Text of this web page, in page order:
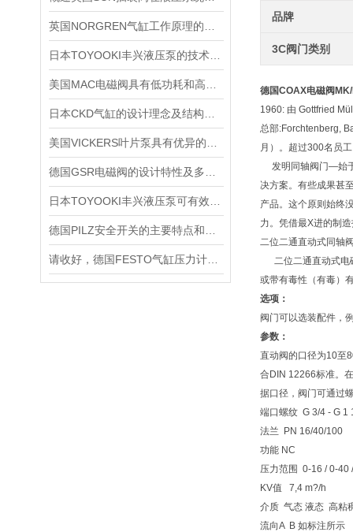
品牌
3C阀门类别
德国COAX电磁阀
1960: 由 Gottfried
总部:Forchtenberg,
月）。超过300名员
发明同轴阀门—始于
决方案。有些成果甚
产品。这个原则始终
力。凭借最X进的制
二位二通直动式同轴
二位二通直动式电
或带有毒性（有毒）
选项：
阀门可以选装配件，
参数：
直动阀的口径为10至
合DIN 12266标准。
据口径，阀门可通过
端口螺纹 G 3/4 - G 1
法兰 PN 16/40/100
功能 NC
压力范围 0-16 / 0-40
KV值 7,4 m?/h
介质 气态 液态 高粘
流向A B 如标注所示